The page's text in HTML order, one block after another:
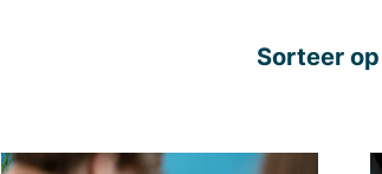
Sorteer op